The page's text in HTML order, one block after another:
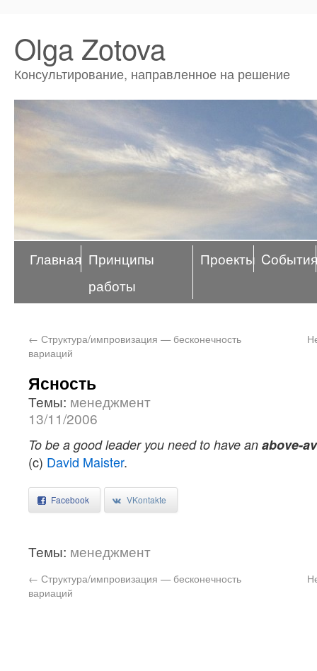
Olga Zotova
Консультирование, направленное на решение
Главная Принципы
работы
Проекты Cобытия
← Структура/импровизация — бесконечность
вариаций
Ясность
Темы: менеджмент
13/11/2006
To be a good leader you need to have an above-
(c) David Maister.
Facebook VKontakte
Темы: менеджмент
← Структура/импровизация — бесконечность
вариаций